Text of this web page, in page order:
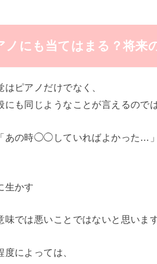
ノにも当てはまる？将来
はピアノだけでなく、
にも同じようなことが言えるので
あの時◯◯していればよかった…
生かす
味では悪いことではないと思いま
度によっては、